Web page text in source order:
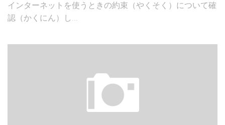
インターネットを使うときの約束（やくそく）について確
認（かくにん）し...